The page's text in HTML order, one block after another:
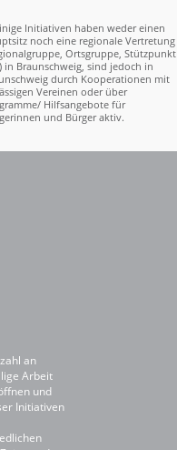
Initiativen haben weder einen
noch eine regionale Vertretung
Ortsgruppe, Stützpunkt
in Braunschweig, sind jedoch in
durch Kooperationen mit
Vereinen oder über
Hilfsangebote für
und Bürger aktiv.
an
Arbeit
und
Initiativen